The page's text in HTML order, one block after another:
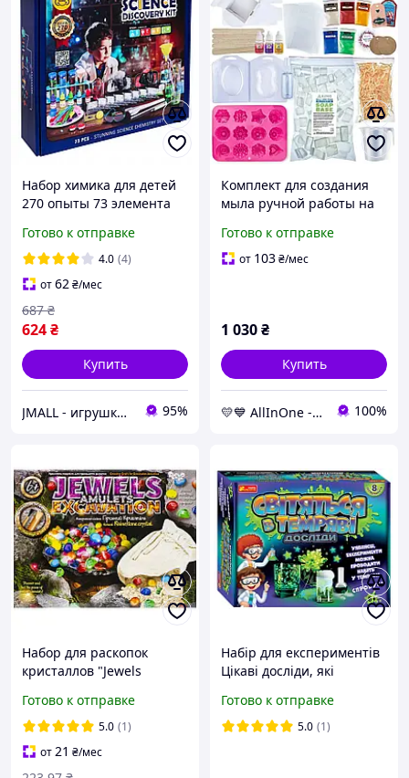
Набор химика для детей
270 опыты 73 элемента
Готово к отправке
4.0 (4)
от62₴/мес
624₴
687 ₴
Купить
JMALL - игрушки и товары для детей 95%
Комплект для создания
мыла ручной работы на
002 AllInOne -market-
without-queues-
Готово к отправке
от 103₴/мес
1 030₴
Купить
💛💙 AllInOne - находи все необходимое в одном магазине! 100%
Набор для раскопок
кристаллов "Jewels
Danko Toys
Готово к отправке
5.0 (1)
от21 ₴/мес
Набір для експериментів
Цікаві досліди, які
Готово к отправке
5.0 (1)